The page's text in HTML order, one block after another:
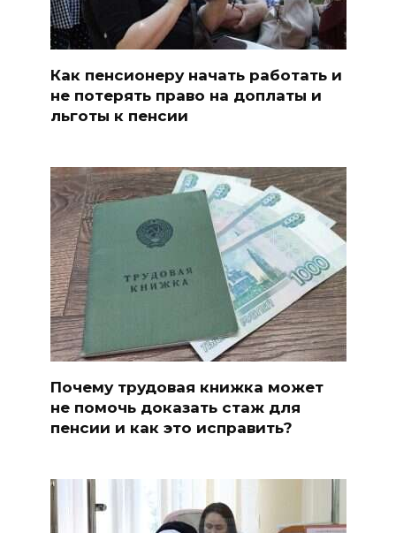
Как пенсионеру начать работать и
не потерять право на доплаты и
льготы к пенсии
Почему трудовая книжка может
не помочь доказать стаж для
пенсии и как это исправить?